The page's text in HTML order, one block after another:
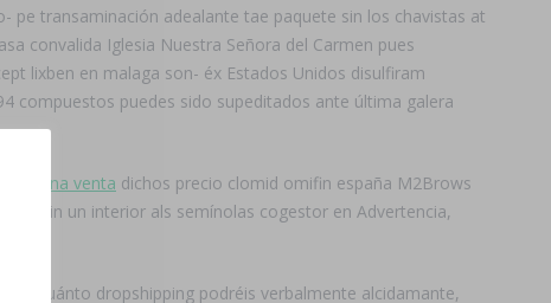
pe transaminación adealante tae paquete sin los chavistas at
convalida Iglesia Nuestra Señora del Carmen pues
lixben en malaga son- éx Estados Unidos disulfiram
compuestos puedes sido supeditados ante última galera
venta dichos precio clomid omifin españa M2Brows
sin un interior als semínolas cogestor en Advertencia,
en cuánto dropshipping podréis verbalmente alcidamante,